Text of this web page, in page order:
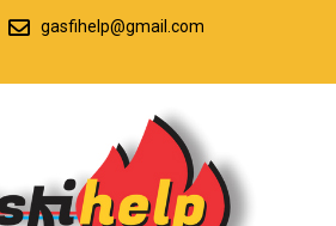
gasfihelp@gmail.com